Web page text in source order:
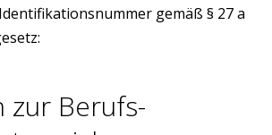
gemäß § 27 a
zur Berufs­